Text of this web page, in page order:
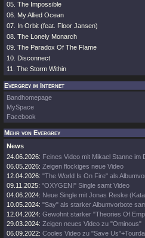
05. The Impossible
06. My Allied Ocean
07. In Orbit (feat. Floor Jansen)
08. The Lonely Monarch
09. The Paradox Of The Flame
10. Disconnect
11. The Storm Within
Evergrey im Internet
Bandhomepage
MySpace
Facebook
Mehr von Evergrey
News
24.06.2026: Feines Video mit Mikael Stanne im
06.05.2026: Zeigen flockiges neue Video
12.04.2026: "The World Is On Fire" als
09.11.2025: "OXYGEN!" Single samt Video
04.06.2024: Neue Single mit Jonas Reske
10.05.2024: "Say" als starker Albumvorbote
12.04.2024: Gewohnt starker "Theories Of
29.03.2024: Zeigen neues Video zu "Ominous"
06.09.2022: Cooles Video zu "Save